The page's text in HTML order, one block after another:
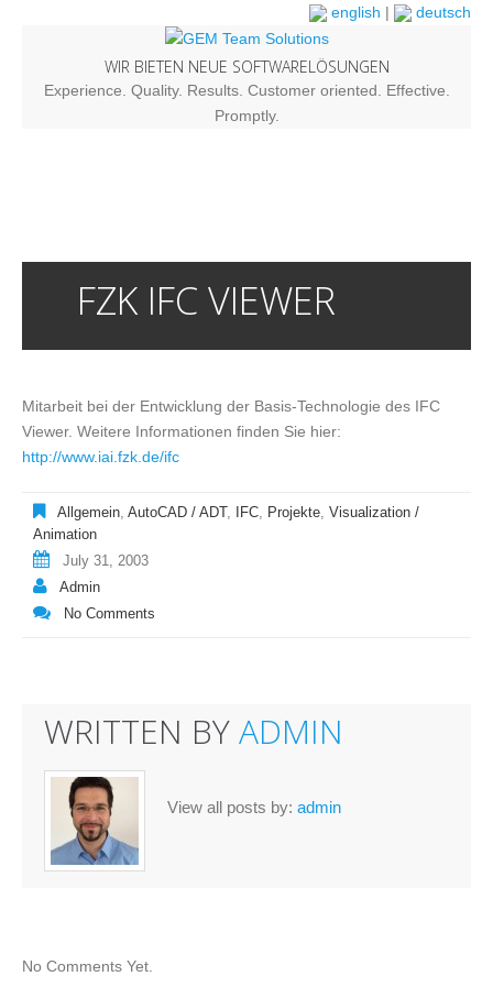
english | deutsch
WIR BIETEN NEUE SOFTWARELÖSUNGEN
Experience. Quality. Results. Customer oriented. Effective.
Promptly.
FZK IFC VIEWER
Mitarbeit bei der Entwicklung der Basis-Technologie des IFC
Viewer. Weitere Informationen finden Sie hier:
http://www.iai.fzk.de/ifc
Allgemein, AutoCAD / ADT, IFC, Projekte, Visualization /
Animation
July 31, 2003
Admin
No Comments
WRITTEN BYADMIN
View all posts by: admin
No Comments Yet.